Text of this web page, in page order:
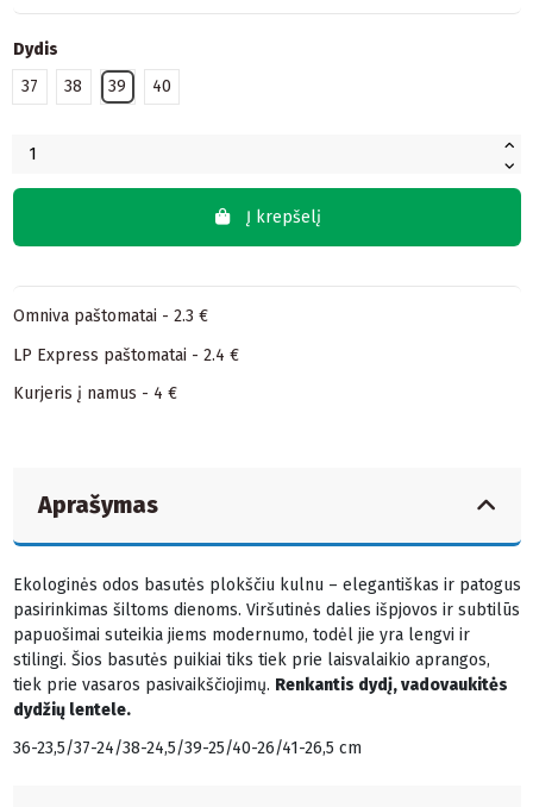
Dydis
37
38 39 40
Į krepšelį
Omniva paštomatai - 2.3 €
LP Express paštomatai - 2.4 €
Kurjeris į namus - 4 €
Aprašymas
Ekologinės odos basutės plokščiu kulnu – elegantiškas ir patogus
pasirinkimas šiltoms dienoms. Viršutinės dalies išpjovos ir subtilūs
papuošimai suteikia jiems modernumo, todėl jie yra lengvi ir
stilingi. Šios basutės puikiai tiks tiek prie laisvalaikio aprangos,
tiek prie vasaros pasivaikščiojimų. Renkantis dydį, vadovaukitės
dydžių lentele.
36-23,5/37-24/38-24,5/39-25/40-26/41-26,5 cm